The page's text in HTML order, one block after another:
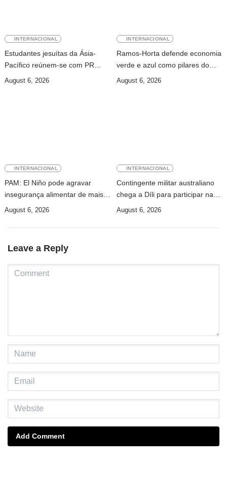
INTERNACIONAL
Estudantes jesuítas da Ásia-
Pacífico reúnem-se com PR
para conhecer processo de paz
August 6, 2026
INTERNACIONAL
Ramos-Horta defende economia
verde e azul como pilares do
desenvolvimento sustentável de
August 6, 2026
INTERNACIONAL
PAM: El Niño pode agravar
insegurança alimentar de mais
49 milhões de pessoas até 2027
August 6, 2026
INTERNACIONAL
Contingente militar australiano
chega a Díli para participar na
Maratona Internacional de 2026
August 6, 2026
Leave a Reply
Add Comment